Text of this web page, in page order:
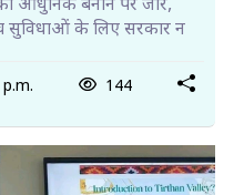
आधुनिक बनाने पर जोर,
सुविधाओं के लिए सरकार न
144